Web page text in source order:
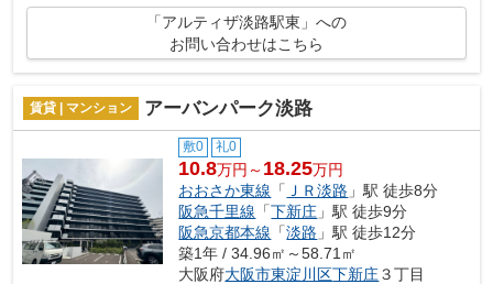
「アルティザ淡路駅東」への
お問い合わせはこちら
賃貸 | マンション アーバンパーク淡路
敷0 礼0
10.8万円～ 18.25万円
おおさか東線 「 ＪＲ淡路 」駅 徒歩8分
阪急千里線 「下新庄 」駅 徒歩9分
阪急京都本線 「淡路 」駅 徒歩12分
築1年 / 34.96㎡～58.71㎡
大阪府大阪市東淀川区下新庄３丁目